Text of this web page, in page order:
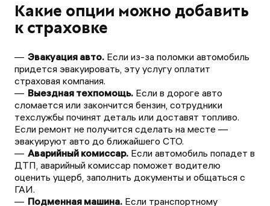
Какие опции можно добавить
к страховке
Эвакуация авто. Если из-за поломки автомобиль
придется эвакуировать, эту услугу оплатит
страховая компания.
Выездная техпомощь. Если в дороге авто
сломается или закончится бензин, сотрудники
техслужбы починят деталь или доставят топливо.
Если ремонт не получится сделать на месте —
эвакуируют авто до ближайшего СТО.
Аварийный комиссар. Если автомобиль попадет в
ДТП, аварийный комиссар поможет водителю
оценить ущерб, заполнить документы и общаться с
ГАИ.
Подменная машина. Если транспортному